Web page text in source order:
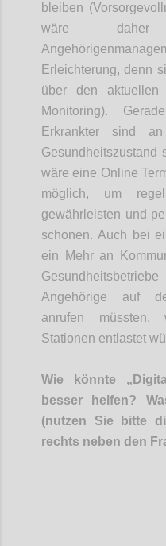
bleiben (
wäre
Erleichterung, denn
über den aktuellen
Monitoring).
Erkrankter sind
Gesundheitszustand
wäre eine Online
möglich, um
gewährleisten und
schonen. Auch bei
ein Mehr an
Angehörige
auf
anrufen müssten,
Stationen entlastet
Wie könnte
besser helfen?
(nutzen Sie bitte
rechts neben den